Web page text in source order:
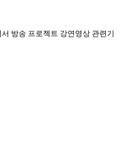
방송 프로젝트 강연영상 관련기